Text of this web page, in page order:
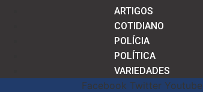
ARTIGOS
COTIDIANO
POLÍCIA
POLÍTICA
VARIEDADES
Facebook Twitter Youtube